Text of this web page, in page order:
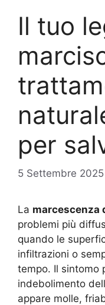
Il tuo
per
5 Settembre 2025
La marcescenza
problemi più
quando le
infiltrazioni o
tempo. Il sintomo
indebolimento
appare molle,